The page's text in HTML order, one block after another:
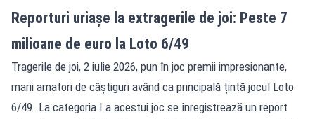
Reporturi uriașe la extragerile de joi: Peste 7
milioane de euro la Loto 6/49
Tragerile de joi, 2 iulie 2026, pun în joc premii impresionante,
marii amatori de câștiguri având ca principală țintă jocul Loto
6/49. La categoria I a acestui joc se înregistrează un report